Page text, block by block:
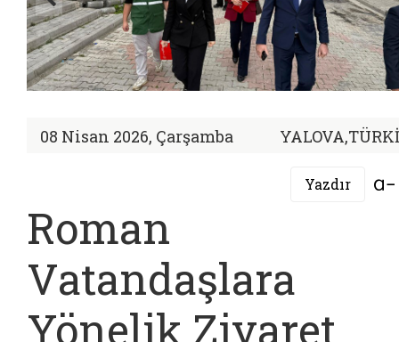
08 Nisan 2026, Çarşamba
Yazdır
Roman
Vatandaşlara
Yönelik Ziyaret